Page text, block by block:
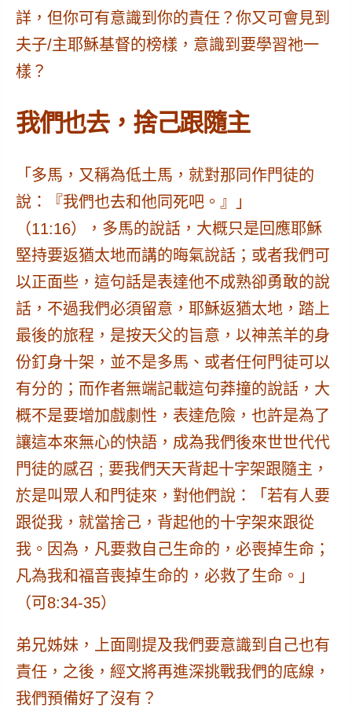
詳， 但你可有意識到你的責任？你又可會見到
夫子/主耶穌基督的榜樣，意識到要學習祂一
樣？
我們也去，捨己跟隨主
「多馬，又稱為低土馬，就對那同作門徒的
說：『我們也去和他同死吧。』」
（11:16），多馬的說話，大概只是回應耶穌
堅持要返猶太地而講的晦氣說話；或者我們可
以正面些，這句話是表達他不成熟卻勇敢的說
話，不過我們必須留意，耶穌返猶太地，踏上
最後的旅程，是按天父的旨意，以神羔羊的身
份釘身十架，並不是多馬、或者任何門徒可以
有分的；而作者無端記載這句莽撞的說話，大
概不是要增加戲劇性，表達危險，也許是為了
讓這本來無心的快語， 成為我們後來世世代代
門徒的感召 ; 要我們天天背起十字架跟隨主 ，
於是叫眾人和門徒來，對他們說：「 若有人要
跟從我，就當捨己，背起他的十字架來跟從
我。 因為，凡要救自己生命的，必喪掉生命；
凡為我和福音喪掉生命的，必救了生命。」
（可8:34-35）
弟兄姊妹，上面剛提及我們要意識到 自己也有
責任，之後，經文將再進深挑戰我們的底線 ，
我們預備好了沒有？